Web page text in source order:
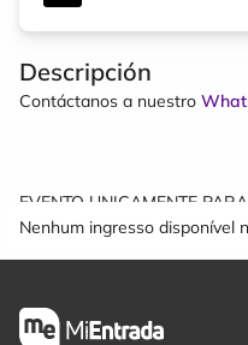
Descripción
Contáctanos a nuestro
EVENTO UNICAMENTE
Nenhum ingresso disponível